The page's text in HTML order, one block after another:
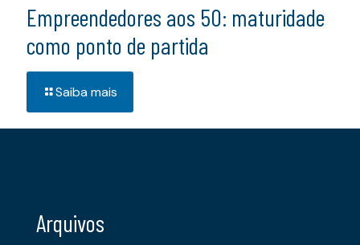
Empreendedores aos 50: maturidade
como ponto de partida
Saiba mais
Arquivos